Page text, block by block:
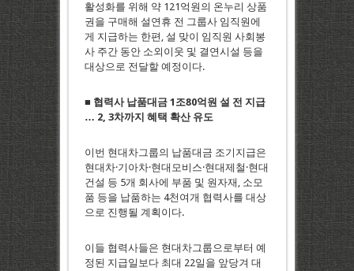
활성화를 위해 약 121억원의 온누리 상품
권을 구매해 설연휴 전 그룹사 임직원에
게 지급하는 한편, 설 맞이 임직원 사회봉
사 주간 동안 소외이웃 및 결연시설 등을
대상으로 전달할 예정이다.
■ 협력사 납품대금 1조80억원 설 전 지급
… 2, 3차까지 혜택 확산 유도
이번 현대차그룹의 납품대금 조기지급은
현대차·기아차·현대모비스·현대제철·현대
건설 등 5개 회사에 부품 및 원자재, 소모
품 등을 납품하는 4천여개 협력사를 대상
으로 진행될 계획이다.
이들 협력사들은 현대차그룹으로부터 예
정된 지급일보다 최대 22일을 앞당겨 대